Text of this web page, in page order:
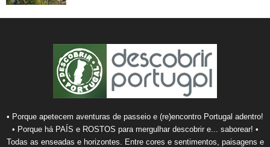
• Porque apetecem aventuras de passeio e (re)encontro Portugal adentro!
• Porque há PAÍS e ROSTOS para mergulhar descobrir e... saborear! •
Todas as enseadas e horizontes. Entre cores e sentimentos, paisagens e